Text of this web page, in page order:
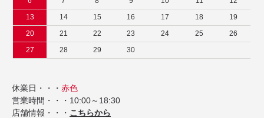
13
14 15 16 17 18
19
20
21 22 23 24 25
26
27
28 29 30
休業日・・・ 赤色
営業時間・・・10:00～18:30
店舗情報・・・ こちらから